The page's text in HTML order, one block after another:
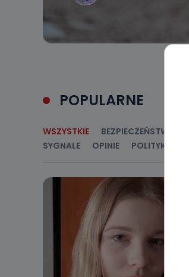
POPULARNE
WSZYSTKIE BEZPIECZEŃSTWO
SYGNALE
OPINIE POLITYKA